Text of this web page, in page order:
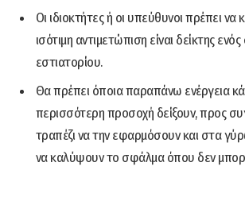
Οι ιδιοκτήτες ή οι υπεύθυνοι πρέπει να
ισότιμη αντιμετώπιση είναι δείκτης
εστιατορίου.
Θα πρέπει όποια παραπάνω ενέργεια
περισσότερη προσοχή δείξουν, προς
τραπέζι να την εφαρμόσουν και στα
να καλύψουν το σφάλμα όπου δεν